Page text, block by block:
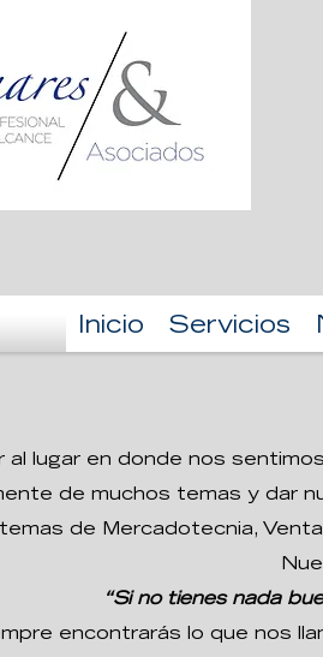
Inicio Servicios
lugar en donde nos
de muchos temas y dar
de Mercadotecnia,
“Si no tienes nada
encontrarás lo que nos